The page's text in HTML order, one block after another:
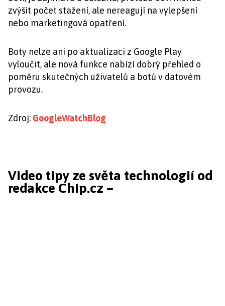
zvýšit počet stažení, ale nereagují na vylepšení
nebo marketingová opatření.
Boty nelze ani po aktualizaci z Google Play
vyloučit, ale nová funkce nabízí dobrý přehled o
poměru skutečných uživatelů a botů v datovém
provozu.
Zdroj: GoogleWatchBlog
Video tipy ze světa technologií od
redakce Chip.cz –